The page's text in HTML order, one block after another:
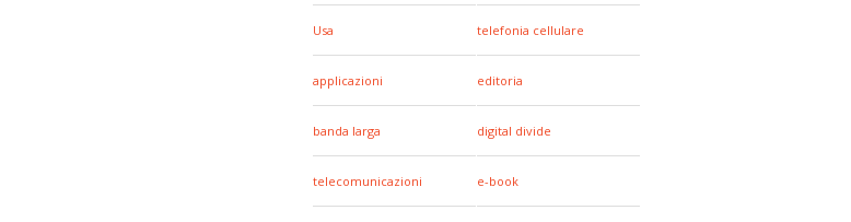
Usa telefonia cellulare
applicazioni editoria
banda larga digital divide
telecomunicazioni e-book